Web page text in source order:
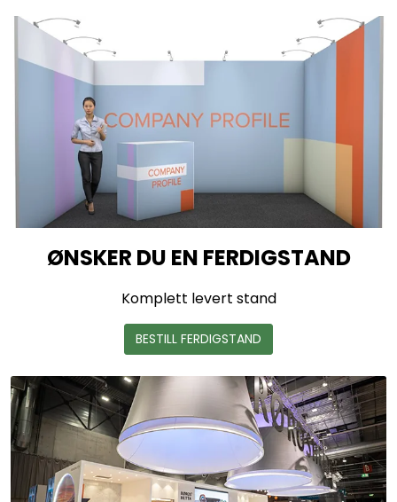
ØNSKER DU EN FERDIGSTAND
Komplett levert stand
BESTILL FERDIGSTAND